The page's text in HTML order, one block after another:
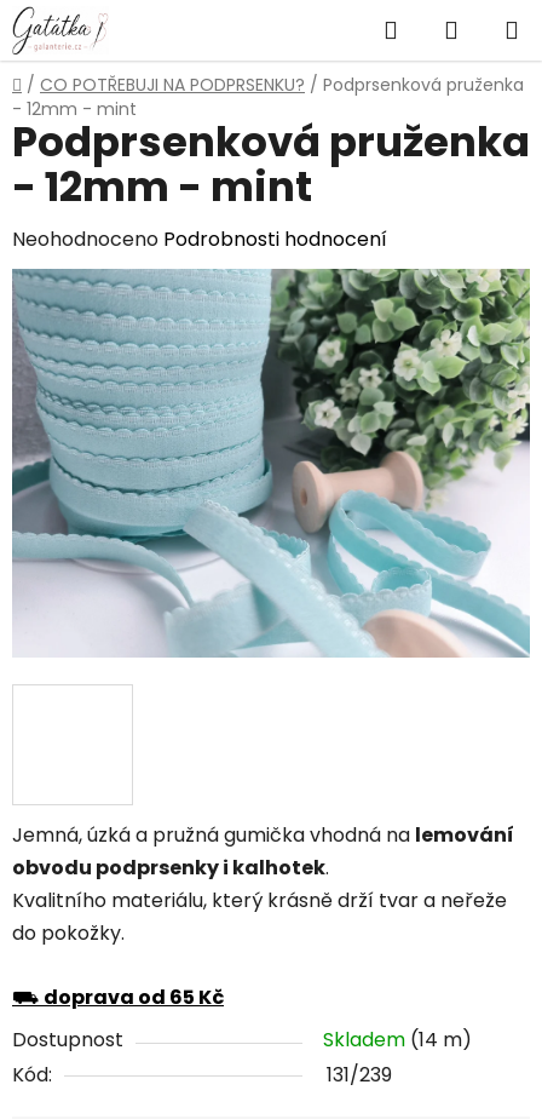
Přejít
na
obsah
Hledat
KOŠÍK
Domů
/ CO POTŘEBUJI NA PODPRSENKU? / Podprsenková pruženka
- 12mm - mint
Jemná, úzká a pružná gumička vhodná na lemování
obvodu podprsenky i kalhotek.
Kvalitního materiálu, který krásně drží tvar a neřeže
do pokožky.
⛟ doprava od 65 Kč
Dostupnost
Skladem (14 m)
Kód:
131/239
Podprsenková pruženka
- 12mm - mint
Průměrné
hodnocení
produktu
je
0,0
hvězdiček.
Neohodnoceno Podrobnosti hodnocení